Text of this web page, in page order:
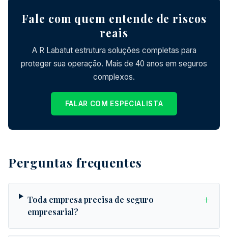
Fale com quem entende de riscos
reais
A R Labatut estrutura soluções completas para
proteger sua operação. Mais de 40 anos em seguros
complexos.
FALAR COM ESPECIALISTA
Perguntas frequentes
Toda empresa precisa de seguro
empresarial?
+